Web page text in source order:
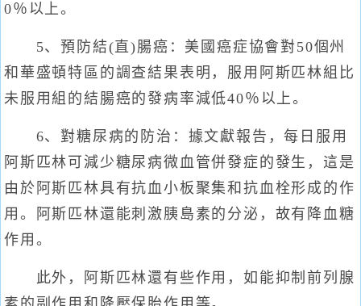
0％以上。
5、預防結(直)腸癌：美國癌症協會對50個州
和華盛頓特區的調查結果表明，服用阿斯匹林組比
未服用組的結腸癌的發病率減低40％以上。
6、對糖尿病的防治：據文獻報告，每日服用
阿斯匹林可減少糖尿病微血管併發症的發生，這是
由於阿斯匹林具有抗血小板聚集和抗血栓形成的作
用。阿斯匹林還能刺激胰島素的分泌，故有降血糖
作用。
此外，阿斯匹林還有些作用，如能抑制前列腺